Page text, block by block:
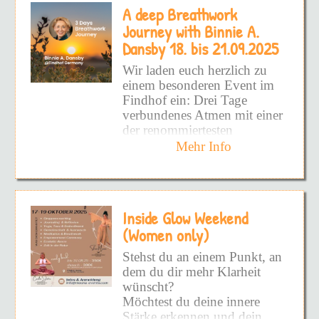
aufzudecken!
Alle Facetten von DIR
zeigen zu wollen!
DEINEN inneren Frieden
zu fühlen!
Und vielleicht hast du schon
so viel versucht - Bücher -
Podcast - Kurse - UND
WIEDER ANGEWENDET!
Weil du nicht an die
Wurzel gekommen bist!
Weil es superschwer ist -
ALLEINE zu sehen, wo man
steht!
Dauerhaften Befreiung.
Schmerzhafte Prägungen
sowie hinderliche Glaubens-
und Verhaltensmuster werden
wirksam und nachhaltig
gelöst und es entsteht Raum
die eigene Vitalität wieder
voll und ganz zu spüren.
A deep Breathwork
Journey with Binnie A.
Dansby 18. bis 21.09.2025
Wir laden euch herzlich zu
einem besonderen Event im
Findhof ein: Drei Tage
verbundenes Atmen mit einer
der renommiertesten
Atemtherapeutinnen –
Glastonbury, UK.
Jahrzehnten eine
internationale Pionierin auf
dem Gebiet von Bewusstsein
und Atemarbeit. Als
Begründerin vonSOURCE
Process and Breathwork
hat sie eine einzigartige
Mehr Info
Inside Glow Weekend
(Women only)
Stehst du an einem Punkt, an
dem du dir mehr Klarheit
wünscht?
Möchtest du deine innere